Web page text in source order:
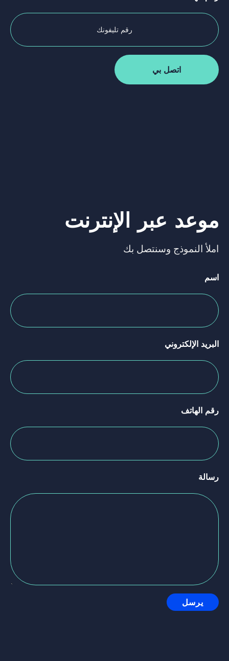
موعد عبر الإنترنت
املأ النموذج وسنتصل بك
اسم
البريد الإلكتروني
رقم الهاتف
رسالة